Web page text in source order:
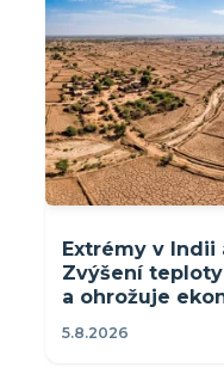
Extrémy v Indii
Zvýšení teploty
a ohrožuje
5.8.2026